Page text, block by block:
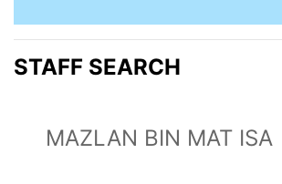
STAFF SEARCH
MAZLAN BIN MAT ISA